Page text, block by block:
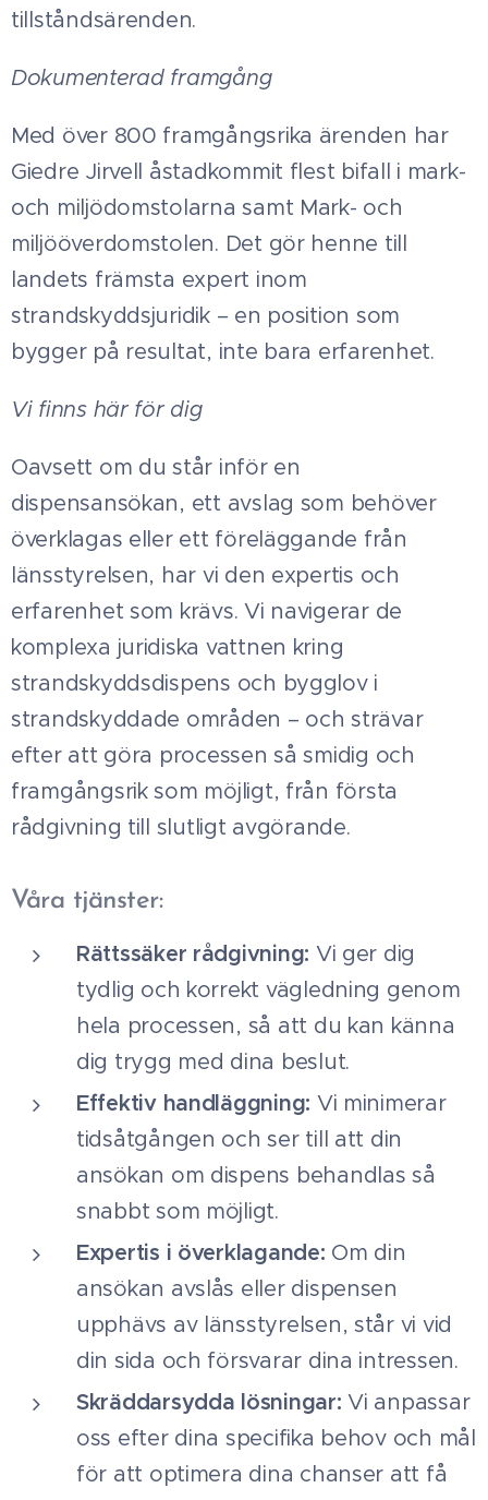
tillståndsärenden.
Dokumenterad framgång
Med över 800 framgångsrika ärenden har
Giedre Jirvell åstadkommit flest bifall i mark-
och miljödomstolarna samt Mark- och
miljööverdomstolen. Det gör henne till
landets främsta expert inom
strandskyddsjuridik – en position som
bygger på resultat, inte bara erfarenhet.
Vi finns här för dig
Oavsett om du står inför en
dispensansökan, ett avslag som behöver
överklagas eller ett föreläggande från
länsstyrelsen, har vi den expertis och
erfarenhet som krävs. Vi navigerar de
komplexa juridiska vattnen kring
strandskyddsdispens och bygglov i
strandskyddade områden – och strävar
efter att göra processen så smidig och
framgångsrik som möjligt, från första
rådgivning till slutligt avgörande.
Våra tjänster:
Rättssäker rådgivning: Vi ger dig
tydlig och korrekt vägledning genom
hela processen, så att du kan känna
dig trygg med dina beslut.
Effektiv handläggning: Vi minimerar
tidsåtgången och ser till att din
ansökan om dispens behandlas så
snabbt som möjligt.
Expertis i överklagande: Om din
ansökan avslås eller dispensen
upphävs av länsstyrelsen, står vi vid
din sida och försvarar dina intressen.
Skräddarsydda lösningar: Vi anpassar
oss efter dina specifika behov och mål
för att optimera dina chanser att få